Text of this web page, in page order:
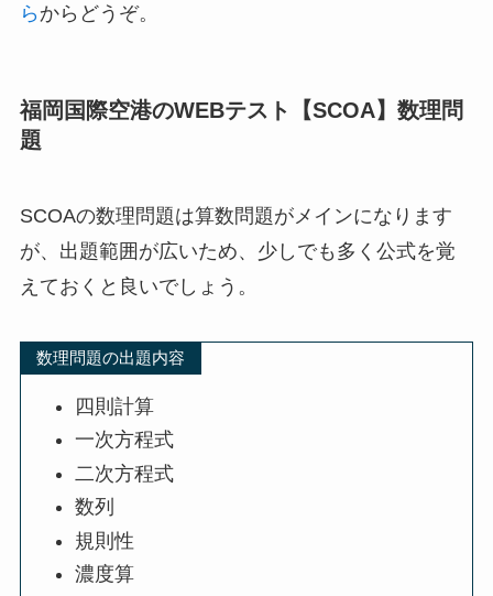
ら からどうぞ。
福岡国際空港のWEBテスト【SCOA】数理問
題
SCOAの数理問題は算数問題がメインになります
が、出題範囲が広いため、少しでも多く公式を覚
えておくと良いでしょう。
数理問題の出題内容
四則計算
一次方程式
二次方程式
数列
規則性
濃度算